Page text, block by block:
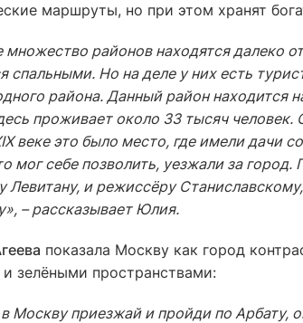
маршруты, но при этом хранят
множество районов находятся далеко
спальными. Но на деле у них есть
района. Данный район находится
проживает около 33 тысяч
веке это было место, где имели дачи
мог себе позволить, уезжали за
Левитану, и режиссёру
– рассказывает Юлия.
показала Москву как город
зелёными пространствами:
Москву приезжай и пройди по Арбату,